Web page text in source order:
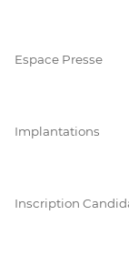
Espace Presse
Implantations
Inscription